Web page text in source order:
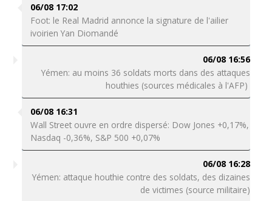
06/08 17:02
Foot: le Real Madrid annonce la signature de l'ailier
ivoirien Yan Diomandé
06/08 16:56
Yémen: au moins 36 soldats morts dans des attaques
houthies (sources médicales à l'AFP)
06/08 16:31
Wall Street ouvre en ordre dispersé: Dow Jones +0,17%,
Nasdaq -0,36%, S&P 500 +0,07%
06/08 16:28
Yémen: attaque houthie contre des soldats, des dizaines
de victimes (source militaire)